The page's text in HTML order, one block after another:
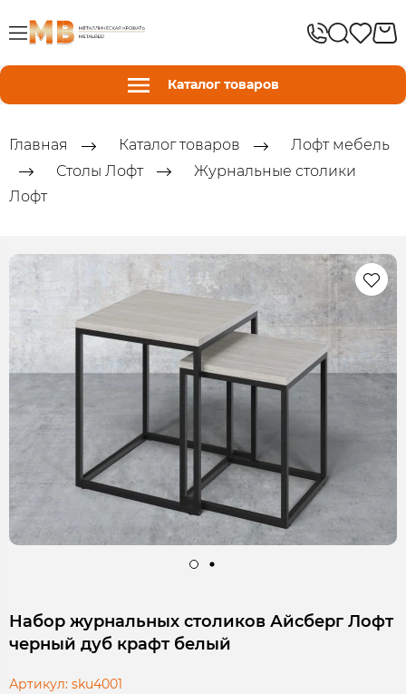
Каталог товаров
Главная Каталог товаров
Лофт мебель
Столы Лофт
Журнальные столики
Лофт
Набор журнальных столиков Айсберг Лофт
черный дуб крафт белый
Артикул: sku4001